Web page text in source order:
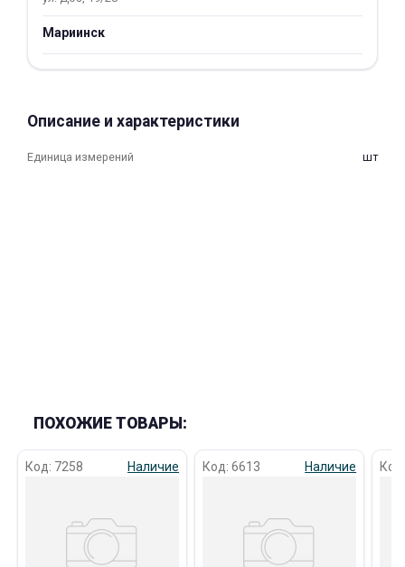
Мариинск
Описание и характеристики
Единица измерений шт
ПОХОЖИЕ ТОВАРЫ:
Код: 7258 Наличие Код: 6613 Наличие
об оплате Плайтом
раз в 2 недели
8 800 302-02-51